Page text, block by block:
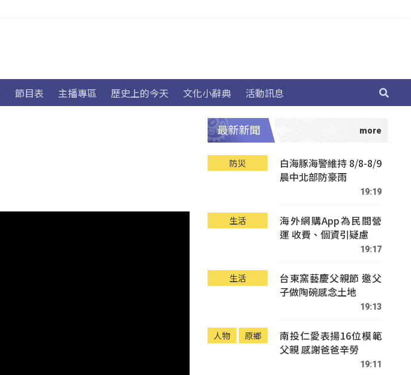
節目表 主播專區 歷史上的今天 文化小辭典 活動訊息
最新新聞
防災
白海豚海警維持 8/8-8/9
晨中北部防豪雨
19:19
生活
海外網購App為民間營
運 收費、個資引疑慮
19:17
生活
台東窯藝慶父親節 邀父
子做陶碗感念土地
19:13
人物 原鄉
南投仁愛表揚16位模範
父親 感謝爸爸辛勞
19:11